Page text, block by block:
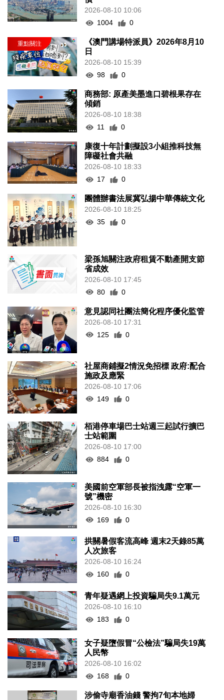
2026-08-10 10:06
1004
0
《澳門講場特派員》2026年8月10
日
2026-08-10 15:39
98
0
商務部: 原產美墨進口碧根果存在
傾銷
2026-08-10 18:38
11
0
康復十年計劃擬設3小組推科技無
障礙社會共融
2026-08-10 18:33
17
0
團體辦書法展冀弘揚中華傳統文化
2026-08-10 18:25
35
0
梁孫旭關注政府租賃不動產開支節
省成效
2026-08-10 17:45
80
0
意見認同社團法簡化程序優化監管
2026-08-10 17:31
125
0
社屋商鋪擬2情況免招標 政府:配合
施政及應緊
2026-08-10 17:06
149
0
栢港停車場巴士站週三起試行擴巴
士站範圍
2026-08-10 17:00
884
0
美國前空軍部長被指洩露“空軍一
號”機密
2026-08-10 16:30
169
0
拱關暑假客流高峰 週末2天錄85萬
人次旅客
2026-08-10 16:24
160
0
青年疑遇網上投資騙局失9.1萬元
2026-08-10 16:10
183
0
女子疑墮假冒“公檢法”騙局失19萬
人民幣
2026-08-10 16:02
168
0
涉偷寺廟香油錢 警拘7旬本地婦